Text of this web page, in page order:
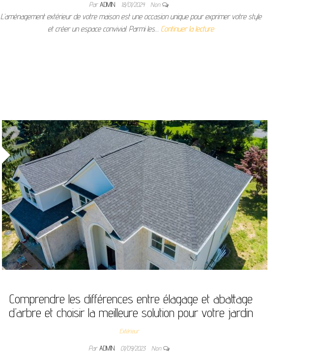
ParADMIN 18/01/2024 Non
L’aménagement extérieur de votre maison est une occasion unique pour exprimer votre style
et créer un espace convivial. Parmi les… Continuer la lecture
Comprendre les différences entre élagage et abattage
d’arbre et choisir la meilleure solution pour votre jardin
Extérieur
ParADMIN 01/09/2023 Non